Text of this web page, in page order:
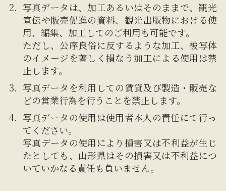
写真データは、加工あるいはそのままで、観光
宣伝や販売促進の資料、観光出版物における使
用、編集、加工してのご利用も可能です。
ただし、公序良俗に反するような加工、被写体
のイメージを著しく損なう加工による使用は禁
止します。
写真データを利用しての賃貸及び製造・販売な
どの営業行為を行うことを禁止します。
写真データの使用は使用者本人の責任にて行っ
てください。
写真データの使用により損害又は不利益が生じ
たとしても、山形県はその損害又は不利益につ
いていかなる責任も負いません。